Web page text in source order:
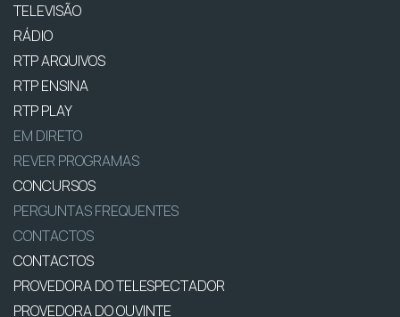
TELEVISÃO
RÁDIO
RTP ARQUIVOS
RTP ENSINA
RTP PLAY
EM DIRETO
REVER PROGRAMAS
CONCURSOS
PERGUNTAS FREQUENTES
CONTACTOS
CONTACTOS
PROVEDORA DO TELESPECTADOR
PROVEDORA DO OUVINTE